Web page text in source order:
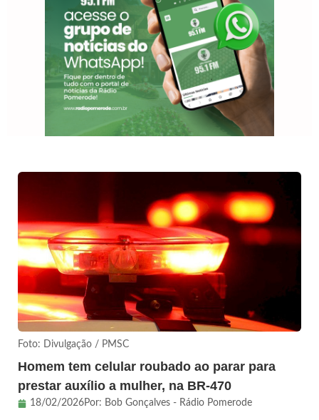
Foto: Divulgação / PMSC
Homem tem celular roubado ao parar para
prestar auxílio a mulher, na BR-470
18/02/2026Por: Bob Gonçalves - Rádio Pomerode